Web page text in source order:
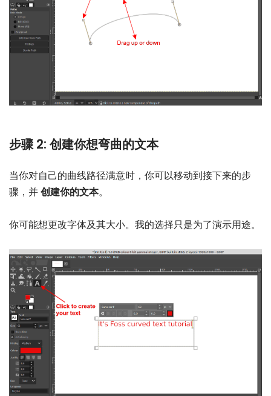
步骤 2: 创建你想弯曲的文本
当你对自己的曲线路径满意时，你可以移动到接下来的步
骤，并创建你的文本。
你可能想更改字体及其大小。我的选择只是为了演示用途。